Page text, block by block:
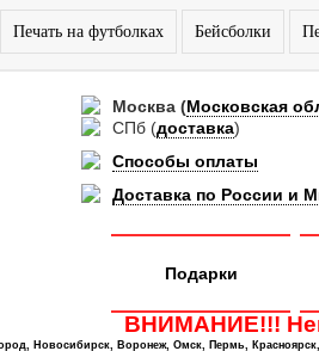
Печать на футболках Бейсболки
Москва (Московская
СПб (доставка)
Способы оплаты
Доставка по России и
Подарки
ВНИМАНИЕ!!!
Новосибирск, Воронеж, Омск, Пермь,